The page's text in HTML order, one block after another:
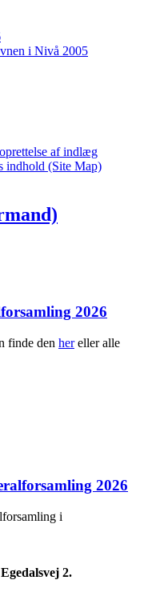
i Nivå 2005
af indlæg
indhold (Site Map)
2026
finde den hereller alle
2026
i
2.